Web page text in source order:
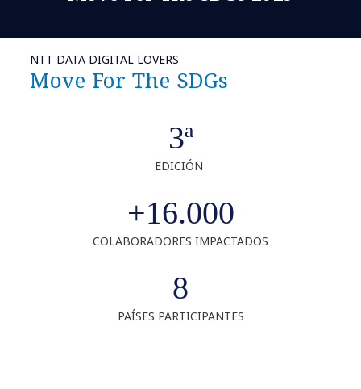
NTT DATA DIGITAL LOVERS
Move For The SDGs
3ª
EDICIÓN
+16.000
COLABORADORES IMPACTADOS
8
PAÍSES PARTICIPANTES